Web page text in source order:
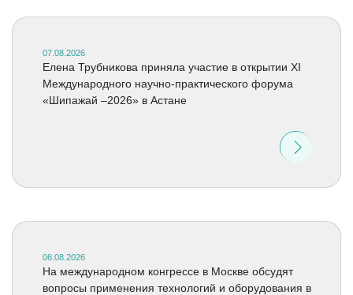
07.08.2026
Елена Трубникова приняла участие в открытии XI
Международного научно-практического форума
«Шипажай –2026» в Астане
06.08.2026
На международном конгрессе в Москве обсудят
вопросы применения технологий и оборудования в